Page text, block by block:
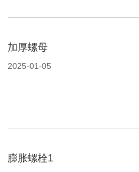
加厚螺母
2025-01-05
膨胀螺栓1